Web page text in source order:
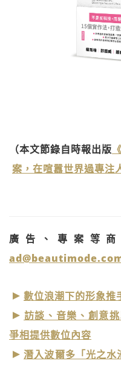
（本文節錄自時報出版
案，在喧囂世界過專注
廣告、專案等
數位浪潮下的形象推
訪談、音樂、創意
爭相提供數位內容
潛入波爾多「光之